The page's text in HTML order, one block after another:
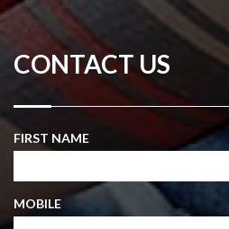
CONTACT US
FIRST NAME
MOBILE